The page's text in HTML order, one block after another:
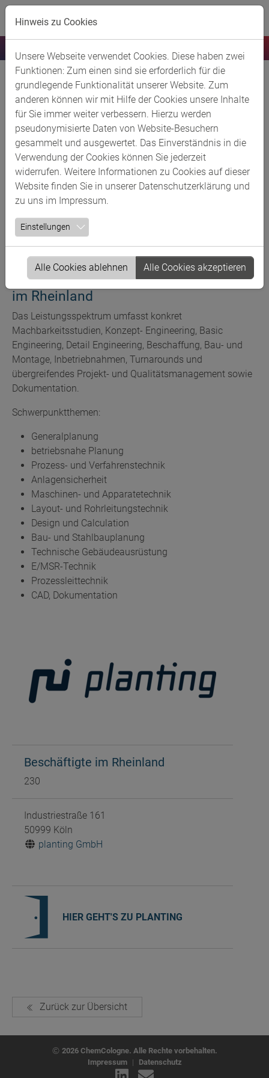
Skip to main content
planting GmbH
Kurzbeschreibung
Das operativ in Köln geführte Unternehmen ist einer der
größten unabhängigen Anbieter von Engineering-
Dienstleistungen für die Branchen Chemie, Öl & Gas,
Petrochemie, Pharma & Life Science und Energie. Die
planting erbringt Generalplanungsprojekte und
betriebsnahe Planungsprojekte in allen Fachbereichen
des Anlagenbaus mit branchenspezifischer Expertise über
alle Projektphasen des Anlagenbaus.
Produkte/Services an den Standorten
im Rheinland
Das Leistungsspektrum umfasst konkret
Machbarkeitsstudien, Konzept- Engineering, Basic
Engineering, Detail Engineering, Beschaffung, Bau- und
Montage, Inbetriebnahmen, Turnarounds und
übergreifendes Projekt- und Qualitätsmanagement sowie
Dokumentation.
Schwerpunktthemen:
Generalplanung
betriebsnahe Planung
Prozess- und Verfahrenstechnik
Anlagensicherheit
Maschinen- und Apparatetechnik
Layout- und Rohrleitungstechnik
Design und Calculation
Bau- und Stahlbauplanung
Technische Gebäudeausrüstung
E/MSR-Technik
Prozessleittechnik
CAD, Dokumentation
Beschäftigte im Rheinland
230
Industriestraße 161
50999 Köln
planting GmbH
HIER GEHT'S ZU PLANTING
Zurück zur Übersicht
2026 ChemCologne. Alle Rechte vorbehalten.
Impressum
| Datenschutz
Hinweis zu Cookies
Unsere Webseite verwendet Cookies. Diese haben zwei
Funktionen: Zum einen sind sie erforderlich für die
grundlegende Funktionalität unserer Website. Zum
anderen können wir mit Hilfe der Cookies unsere Inhalte
für Sie immer weiter verbessern. Hierzu werden
pseudonymisierte Daten von Website-Besuchern
gesammelt und ausgewertet. Das Einverständnis in die
Verwendung der Cookies können Sie jederzeit
widerrufen. Weitere Informationen zu Cookies auf dieser
Website finden Sie in unserer Datenschutzerklärung und
zu uns im Impressum.
Einstellungen
Alle Cookies ablehnen Alle Cookies akzeptieren